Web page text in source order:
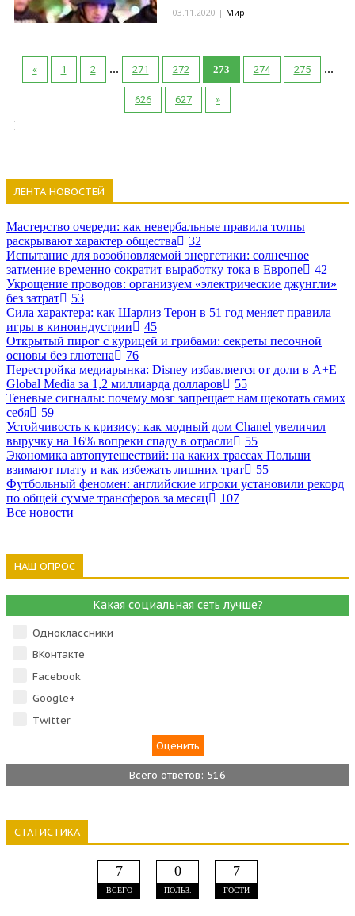
03.11.2020 | Мир
« 1 2 ... 271 272 273 274 275 ...
626 627 »
ЛЕНТА НОВОСТЕЙ
Мастерство очереди: как невербальные правила толпы
раскрывают характер общества
32
Испытание для возобновляемой энергетики: солнечное
затмение временно сократит выработку тока в Европе
42
Укрощение проводов: организуем «электрические джунгли»
без затрат
53
Сила характера: как Шарлиз Терон в 51 год меняет правила
игры в киноиндустрии
45
Открытый пирог с курицей и грибами: секреты песочной
основы без глютена
76
Перестройка медиарынка: Disney избавляется от доли в A+E
Global Media за 1,2 миллиарда долларов
55
Теневые сигналы: почему мозг запрещает нам щекотать самих
себя
59
Устойчивость к кризису: как модный дом Chanel увеличил
выручку на 16% вопреки спаду в отрасли
55
Экономика автопутешествий: на каких трассах Польши
взимают плату и как избежать лишних трат
55
Футбольный феномен: английские игроки установили рекорд
по общей сумме трансферов за месяц
107
Все новости
НАШ ОПРОС
Какая социальная сеть лучше?
Одноклассники
ВКонтакте
Facebook
Google+
Тwitter
Всего ответов: 516
СТАТИСТИКА
7
ВСЕГО
0
ПОЛЬЗ.
7
ГОСТИ